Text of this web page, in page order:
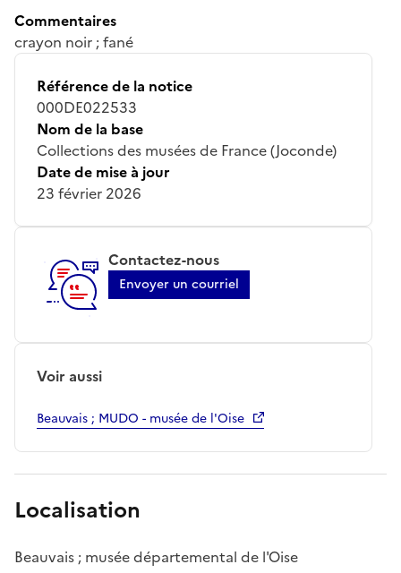
Commentaires
crayon noir ; fané
Référence de la notice
000DE022533
Nom de la base
Collections des musées de France (Joconde)
Date de mise à jour
23 février 2026
Contactez-nous
Envoyer un courriel
Voir aussi
Beauvais ; MUDO - musée de l'Oise
Localisation
Beauvais ; musée départemental de l'Oise